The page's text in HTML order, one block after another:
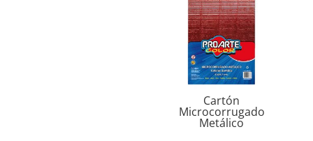
Cartón
Microcorrugado
Metálico